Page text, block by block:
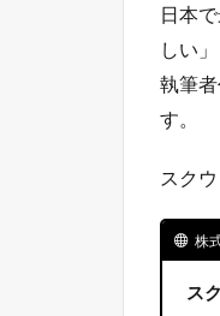
日本
しい
執筆
す。
スク
株
ス